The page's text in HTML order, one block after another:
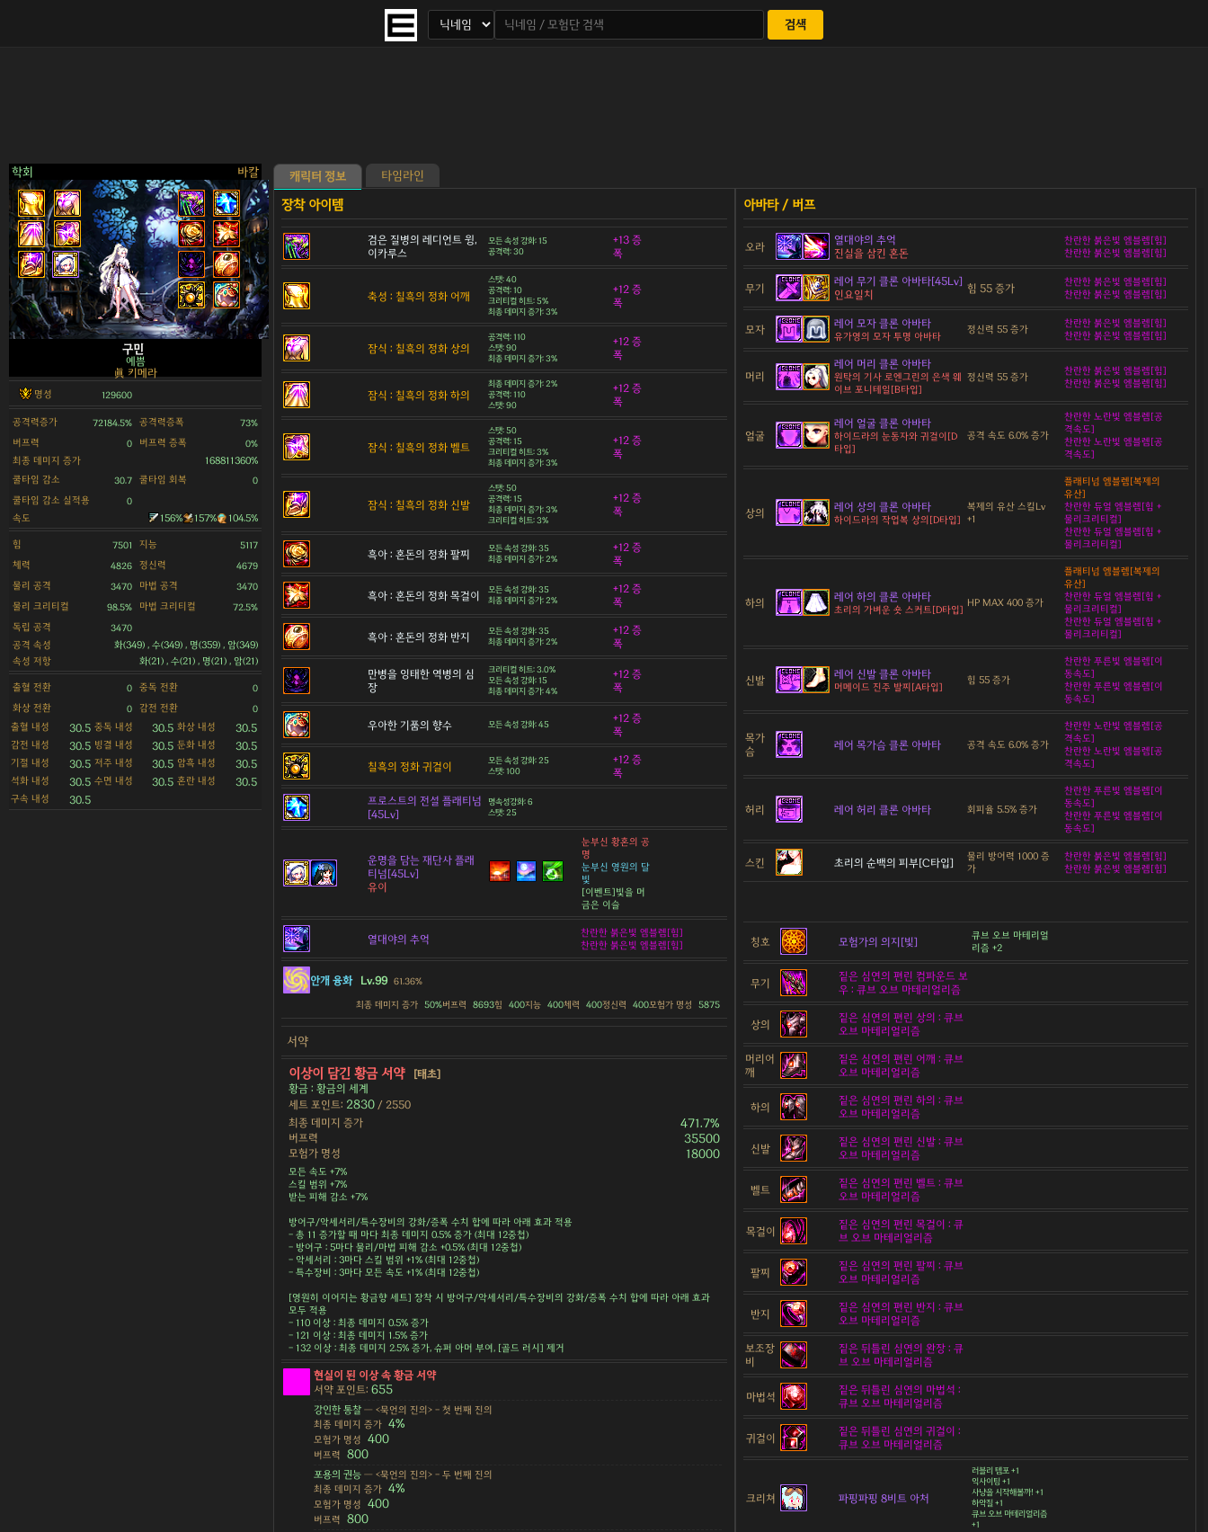
검색
학회 바칼
>
구민
예쁨
眞 키메라
명성 129600
공격력증가 72184.5% 공격력증폭 73%
버프력 0 버프력 증폭 0%
최종 데미지 증가
168811360%
쿨타임 감소
30.7 쿨타임 회복 0
쿨타임 감소 실적용 0
속도 156% 157% 104.5%
힘 7501 지능 5117
체력 4826 정신력 4679
물리 공격 3470 마법 공격 3470
물리 크리티컬 98.5% 마법 크리티컬 72.5%
독립 공격 3470
공격 속성
화(349) , 수(349) , 명(359) , 암(349)
속성 저항
화(21) , 수(21) , 명(21) , 암(21)
출혈 전환 0 중독 전환 0
화상 전환 0 감전 전환 0
출혈 내성 30.5 중독 내성 30.5 화상 내성 30.5
감전 내성 30.5 빙결 내성 30.5 둔화 내성 30.5
기절 내성 30.5 저주 내성 30.5 암흑 내성 30.5
석화 내성 30.5 수면 내성 30.5 혼란 내성 30.5
구속 내성 30.5
캐릭터 정보 타임라인
검은 질병의 레디언트 윙,
이카루스
모든 속성 강화: 15
공격력: 30
+13 증
폭
축성 : 칠흑의 정화 어깨
스탯: 40
공격력: 10
크리티컬 히트: 5%
최종 데미지 증가: 3%
+12 증
폭
잠식 : 칠흑의 정화 상의
공격력: 110
스탯: 90
최종 데미지 증가: 3%
+12 증
폭
잠식 : 칠흑의 정화 하의
최종 데미지 증가: 2%
공격력: 110
스탯: 90
+12 증
폭
잠식 : 칠흑의 정화 벨트
스탯: 50
공격력: 15
크리티컬 히트: 3%
최종 데미지 증가: 3%
+12 증
폭
잠식 : 칠흑의 정화 신발
스탯: 50
공격력: 15
최종 데미지 증가: 3%
크리티컬 히트: 3%
+12 증
폭
흑아 : 혼돈의 정화 팔찌
모든 속성 강화: 35
최종 데미지 증가: 2%
+12 증
폭
흑아 : 혼돈의 정화 목걸이
모든 속성 강화: 35
최종 데미지 증가: 2%
+12 증
폭
흑아 : 혼돈의 정화 반지
모든 속성 강화: 35
최종 데미지 증가: 2%
+12 증
폭
만병을 잉태한 역병의 심
장
크리티컬 히트: 3.0%
모든 속성 강화: 15
최종 데미지 증가: 4%
+12 증
폭
우아한 기품의 향수 모든 속성 강화: 45
+12 증
폭
칠흑의 정화 귀걸이
모든 속성 강화: 25
스탯: 100
+12 증
폭
프로스트의 전설 플래티넘
[45Lv]
명속성강화: 6
스탯: 25
운명을 담는 재단사 플래
티넘[45Lv]
유이
눈부신 황혼의 공
명
눈부신 영원의 달
빛
[이벤트]빛을 머
금은 이슬
열대야의 추억
찬란한 붉은빛 엠블렘[힘]
찬란한 붉은빛 엠블렘[힘]
안개 융화 Lv.99 61.36%
최종 데미지 증가 50%버프력 8693힘 400지능 400체력 400정신력 400모험가 명성 5875
서약
이상이 담긴 황금 서약
[태초]
황금 : 황금의 세계
세트 포인트: 2830 / 2550
최종 데미지 증가
471.7%
버프력 35500
모험가 명성 18000
모든 속도 +7%
스킬 범위 +7%
받는 피해 감소 +7%
방어구/악세서리/특수장비의 강화/증폭 수치 합에 따라 아래 효과 적용
- 총 11 증가할 때 마다 최종 데미지 0.5% 증가 (최대 12중첩)
- 방어구 : 5마다 물리/마법 피해 감소 +0.5% (최대 12중첩)
- 악세서리 : 3마다 스킬 범위 +1% (최대 12중첩)
- 특수장비 : 3마다 모든 속도 +1% (최대 12중첩)
[영원히 이어지는 황금향 세트] 장착 시 방어구/악세서리/특수장비의 강화/증폭 수치 합에 따라 아래 효과
모두 적용
- 110 이상 : 최종 데미지 0.5% 증가
- 121 이상 : 최종 데미지 1.5% 증가
- 132 이상 : 최종 데미지 2.5% 증가, 슈퍼 아머 부여, [골드 러시] 제거
현실이 된 이상 속 황금 서약
서약 포인트: 655
강인한 통찰 — <묵언의 진의> - 첫 번째 진의
최종 데미지 증가 4%
모험가 명성 400
버프력 800
포용의 권능 — <묵언의 진의> - 두 번째 진의
최종 데미지 증가 4%
모험가 명성 400
버프력 800
오라
열대야의 추억
진실을 삼킨 혼돈
찬란한 붉은빛 엠블렘[힘]
찬란한 붉은빛 엠블렘[힘]
무기
레어 무기 클론 아바타[45Lv]
인요일치
힘 55 증가
찬란한 붉은빛 엠블렘[힘]
찬란한 붉은빛 엠블렘[힘]
모자 레어 모자 클론 아바타
유가영의 모자 투명 아바타
정신력 55 증가
찬란한 붉은빛 엠블렘[힘]
찬란한 붉은빛 엠블렘[힘]
머리
레어 머리 클론 아바타
원탁의 기사 로엔그린의 은색 웨
이브 포니테일[B타입]
정신력 55 증가
찬란한 붉은빛 엠블렘[힘]
찬란한 붉은빛 엠블렘[힘]
얼굴
레어 얼굴 클론 아바타
하이드라의 눈동자와 귀걸이[D
타입]
공격 속도 6.0% 증가
찬란한 노란빛 엠블렘[공
격속도]
찬란한 노란빛 엠블렘[공
격속도]
상의 레어 상의 클론 아바타
하이드라의 작업복 상의[D타입]
복제의 유산 스킬Lv
+1
플래티넘 엠블렘[복제의
유산]
찬란한 듀얼 엠블렘[힘 +
물리크리티컬]
찬란한 듀얼 엠블렘[힘 +
물리크리티컬]
하의 레어 하의 클론 아바타
초리의 가벼운 숏 스커트[D타입]
HP MAX 400 증가
플래티넘 엠블렘[복제의
유산]
찬란한 듀얼 엠블렘[힘 +
물리크리티컬]
찬란한 듀얼 엠블렘[힘 +
물리크리티컬]
신발 레어 신발 클론 아바타
머메이드 진주 발찌[A타입]
힘 55 증가
찬란한 푸른빛 엠블렘[이
동속도]
찬란한 푸른빛 엠블렘[이
동속도]
목가
슴
레어 목가슴 클론 아바타 공격 속도 6.0% 증가
찬란한 노란빛 엠블렘[공
격속도]
찬란한 노란빛 엠블렘[공
격속도]
허리 레어 허리 클론 아바타 회피율 5.5% 증가
찬란한 푸른빛 엠블렘[이
동속도]
찬란한 푸른빛 엠블렘[이
동속도]
스킨 초리의 순백의 피부[C타입]
물리 방어력 1000 증
가
찬란한 붉은빛 엠블렘[힘]
찬란한 붉은빛 엠블렘[힘]
칭호 모험가의 의지[빛]
큐브 오브 마테리얼
리즘 +2
무기
짙은 심연의 편린 컴파운드 보
우 : 큐브 오브 마테리얼리즘
상의
짙은 심연의 편린 상의 : 큐브
오브 마테리얼리즘
머리어
깨
짙은 심연의 편린 어깨 : 큐브
오브 마테리얼리즘
하의
짙은 심연의 편린 하의 : 큐브
오브 마테리얼리즘
신발
짙은 심연의 편린 신발 : 큐브
오브 마테리얼리즘
벨트
짙은 심연의 편린 벨트 : 큐브
오브 마테리얼리즘
목걸이
짙은 심연의 편린 목걸이 : 큐
브 오브 마테리얼리즘
팔찌
짙은 심연의 편린 팔찌 : 큐브
오브 마테리얼리즘
반지
짙은 심연의 편린 반지 : 큐브
오브 마테리얼리즘
보조장
비
짙은 뒤틀린 심연의 완장 : 큐
브 오브 마테리얼리즘
마법석
짙은 뒤틀린 심연의 마법석 :
큐브 오브 마테리얼리즘
귀걸이
짙은 뒤틀린 심연의 귀걸이 :
큐브 오브 마테리얼리즘
크리쳐 파핑파핑 8비트 아처
러블리 템포 +1
익사이팅 +1
사냥을 시작해볼까! +1
하악질 +1
큐브 오브 마테리얼리즘
+1